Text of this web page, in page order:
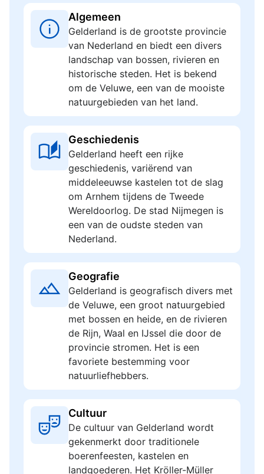
Algemeen
Gelderland is de grootste provincie
van Nederland en biedt een divers
landschap van bossen, rivieren en
historische steden. Het is bekend
om de Veluwe, een van de mooiste
natuurgebieden van het land.
Geschiedenis
Gelderland heeft een rijke
geschiedenis, variërend van
middeleeuwse kastelen tot de slag
om Arnhem tijdens de Tweede
Wereldoorlog. De stad Nijmegen is
een van de oudste steden van
Nederland.
Geografie
Gelderland is geografisch divers met
de Veluwe, een groot natuurgebied
met bossen en heide, en de rivieren
de Rijn, Waal en IJssel die door de
provincie stromen. Het is een
favoriete bestemming voor
natuurliefhebbers.
Cultuur
De cultuur van Gelderland wordt
gekenmerkt door traditionele
boerenfeesten, kastelen en
landgoederen. Het Kröller-Müller